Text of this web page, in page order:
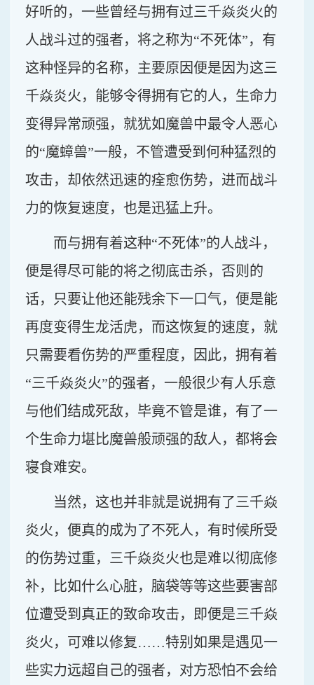
好听的，一些曾经与拥有过三千焱炎火的
人战斗过的强者，将之称为“不死体”，有
这种怪异的名称，主要原因便是因为这三
千焱炎火，能够令得拥有它的人，生命力
变得异常顽强，就犹如魔兽中最令人恶心
的“魔蟑兽”一般，不管遭受到何种猛烈的
攻击，却依然迅速的痊愈伤势，进而战斗
力的恢复速度，也是迅猛上升。
而与拥有着这种“不死体”的人战斗，
便是得尽可能的将之彻底击杀，否则的
话，只要让他还能残余下一口气，便是能
再度变得生龙活虎，而这恢复的速度，就
只需要看伤势的严重程度，因此，拥有着
“三千焱炎火”的强者，一般很少有人乐意
与他们结成死敌，毕竟不管是谁，有了一
个生命力堪比魔兽般顽强的敌人，都将会
寝食难安。
当然，这也并非就是说拥有了三千焱
炎火，便真的成为了不死人，有时候所受
的伤势过重，三千焱炎火也是难以彻底修
补，比如什么心脏，脑袋等等这些要害部
位遭受到真正的致命攻击，即便是三千焱
炎火，可难以修复……特别如果是遇见一
些实力远超自己的强者，对方恐怕不会给